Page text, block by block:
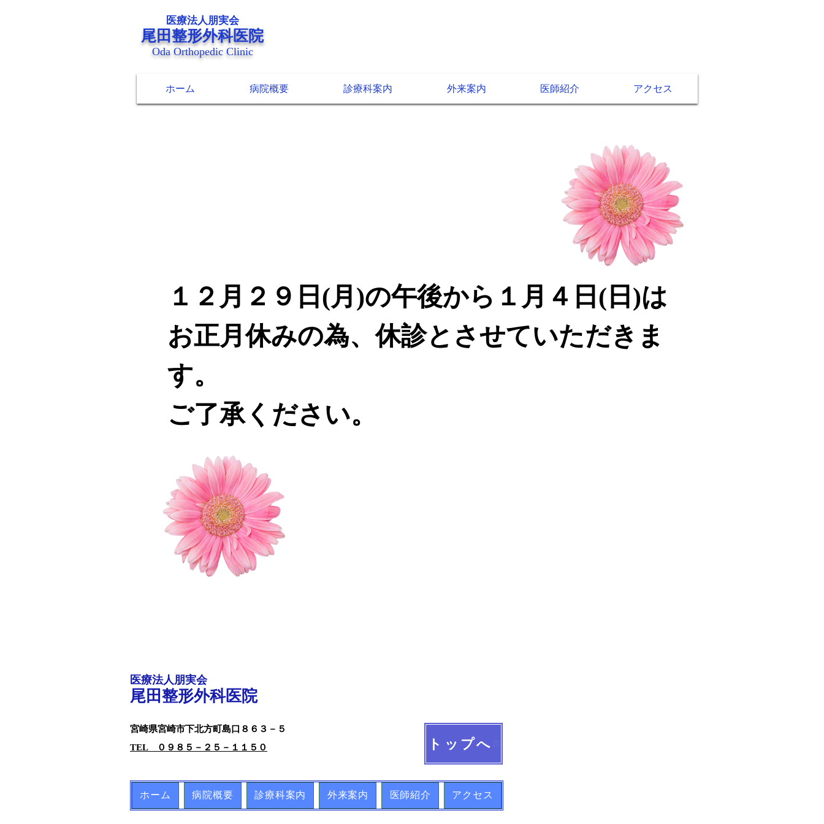
医療法人朋実会
尾田整形外科医院
Oda Orthopedic Clinic
ホーム 病院概要 診療科案内 外来案内 医師紹介 アクセス
１２月２９日(月)の午後から１月４日(日)は
お正月休みの為、休診とさせていただきま
す。
​ご了承ください。
医療法人朋実会
尾田整形外科医院
宮崎県宮崎市下北方町島口８６３－５
TEL ０９８５－２５－１１５０
トップへ
ホーム 病院概要 診療科案内 外来案内 医師紹介 アクセス